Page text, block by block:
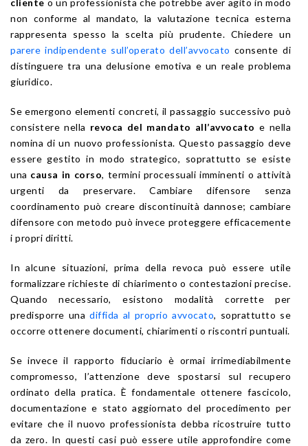
cliente o un professionista che potrebbe aver agito in modo
non conforme al mandato, la valutazione tecnica esterna
rappresenta spesso la scelta più prudente. Chiedere un
parere indipendente sull’operato dell’avvocato consente di
distinguere tra una delusione emotiva e un reale problema
giuridico.
Se emergono elementi concreti, il passaggio successivo può
consistere nella revoca del mandato all’avvocato e nella
nomina di un nuovo professionista. Questo passaggio deve
essere gestito in modo strategico, soprattutto se esiste
una causa in corso, termini processuali imminenti o attività
urgenti da preservare. Cambiare difensore senza
coordinamento può creare discontinuità dannose; cambiare
difensore con metodo può invece proteggere efficacemente
i propri diritti.
In alcune situazioni, prima della revoca può essere utile
formalizzare richieste di chiarimento o contestazioni precise.
Quando necessario, esistono modalità corrette per
predisporre una diffida al proprio avvocato, soprattutto se
occorre ottenere documenti, chiarimenti o riscontri puntuali.
Se invece il rapporto fiduciario è ormai irrimediabilmente
compromesso, l’attenzione deve spostarsi sul recupero
ordinato della pratica. È fondamentale ottenere fascicolo,
documentazione e stato aggiornato del procedimento per
evitare che il nuovo professionista debba ricostruire tutto
da zero. In questi casi può essere utile approfondire come